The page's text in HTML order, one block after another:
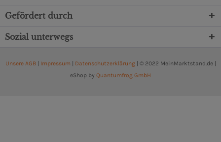
Gefördert durch
Sozial unterwegs
Unsere AGB| Impressum Datenschutzerklärung| © 2022 MeinMarktstand.de |
eShop by Quantumfrog GmbH